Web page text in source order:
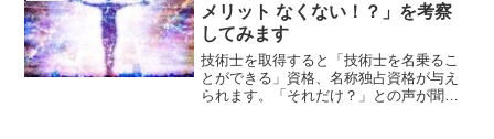
メリット なくない！？」を考察
してみます
技術士を取得すると「技術士を名乗るこ
とができる」資格、名称独占資格が与え
られます。「それだけ？」との声が聞こ